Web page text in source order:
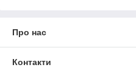
Про нас
Контакти